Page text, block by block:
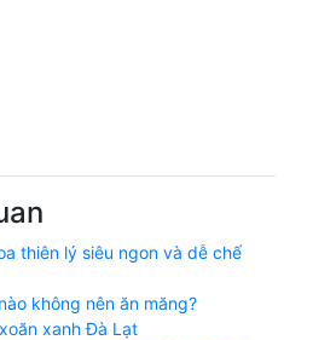
thiên lý siêu ngon và dễ chế
không nên ăn măng?
xanh Đà Lạt